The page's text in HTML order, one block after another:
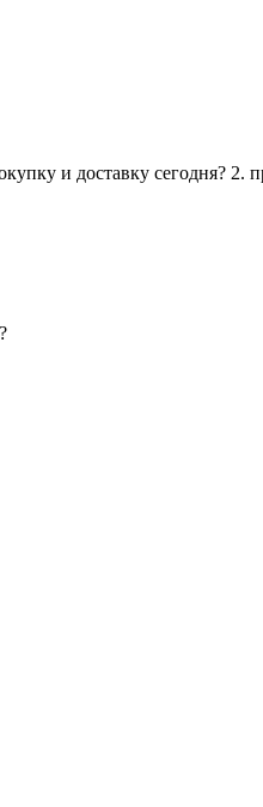
и доставку сегодня? 2.